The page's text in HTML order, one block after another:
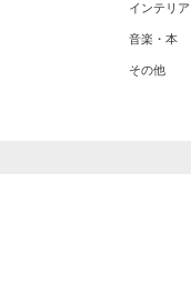
インテリア
音楽・本
その他